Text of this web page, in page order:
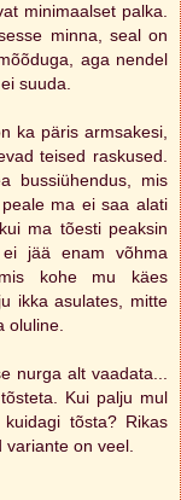
minimaalset palka.
minna, seal on
aga nendel
suuda.
ka päris armsakesi,
teised raskused.
bussiühendus, mis
ma ei saa alati
ma tõesti peaksin
jää enam võhma
kohe mu käes
ikka asulates, mitte
oluline.
nurga alt vaadata...
Kui palju mul
tõsta? Rikas
variante on veel.